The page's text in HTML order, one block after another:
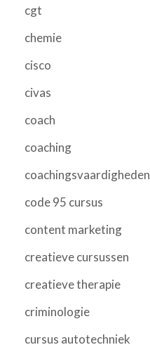
cgt
chemie
cisco
civas
coach
coaching
coachingsvaardigheden
code 95 cursus
content marketing
creatieve cursussen
creatieve therapie
criminologie
cursus autotechniek